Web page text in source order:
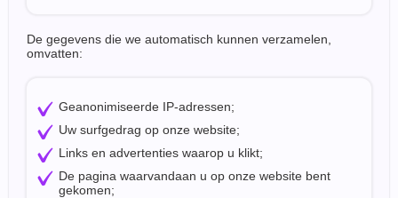
De gegevens die we automatisch kunnen verzamelen,
omvatten:
Geanonimiseerde IP-adressen;
Uw surfgedrag op onze website;
Links en advertenties waarop u klikt;
De pagina waarvandaan u op onze website bent
gekomen;